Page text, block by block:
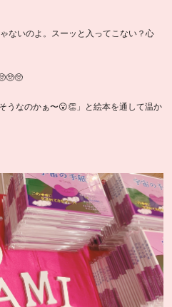
ないのよ。スーッと入ってこない？心
うなのかぁ〜😮👏」と絵本を通して温か